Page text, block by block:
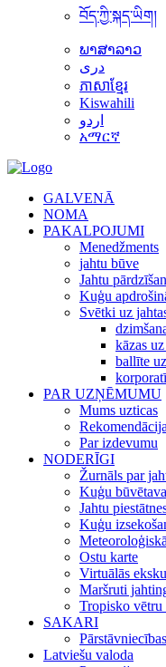
བོད་ཀྱི་སྐད་ཡིག།
ພາສາລາວ
دری
ភាសាខ្មែរ
Kiswahili
اردو
አማርኛ
GALVENĀ
NOMA
PAKALPOJUMI
Menedžments
jahtu būve
Jahtu
Kuģu
Svētki uz
kāzas
ballīte
PAR UZŅĒMUMU
Mums uzticas
Par izdevumu
NODERĪGI
Žurnāls par
Kuģu
Jahtu
Kuģu
Ostu karte
Virtuālās
Maršruti
Tropisko vētru
SAKARI
Pārstāvniecības
Latviešu valoda